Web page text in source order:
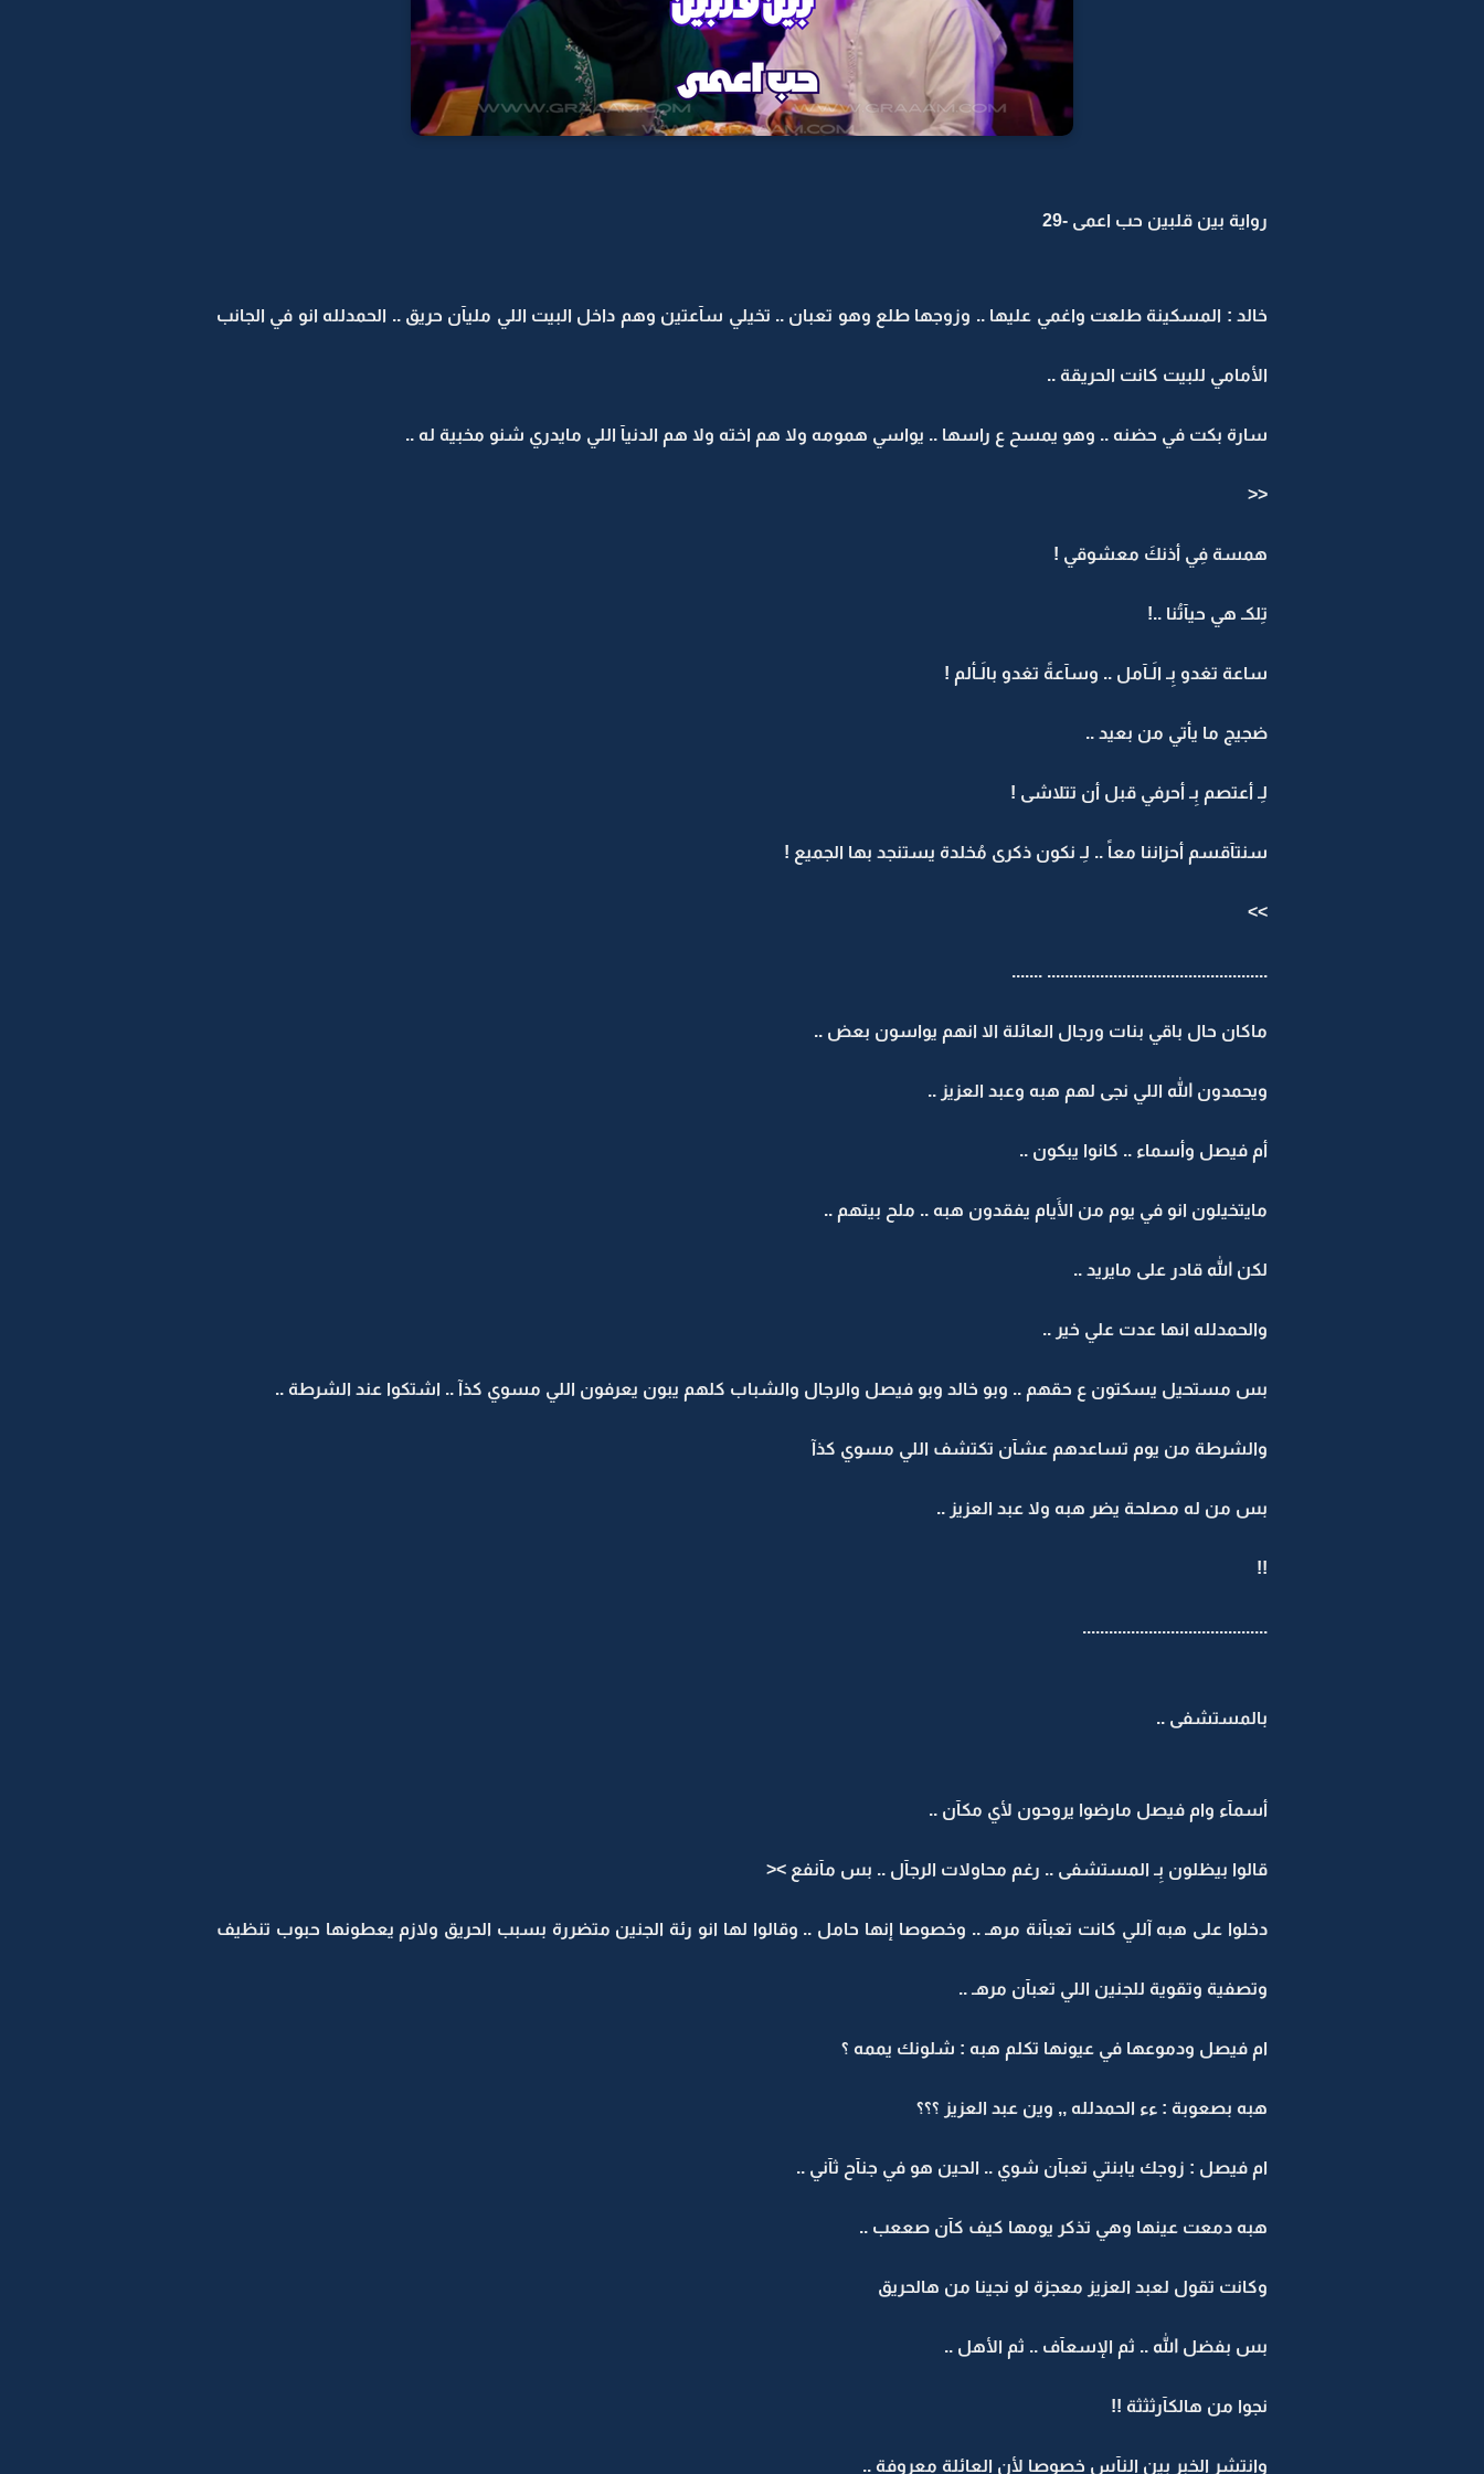
رواية بين قلبين حب اعمى -29
خالد : المسكينة طلعت واغمي عليها .. وزوجها طلع وهو تعبان .. تخيلي سآعتين وهم داخل البيت اللي مليآن حريق .. الحمدلله انو في الجانب
الأمامي للبيت كانت الحريقة ..
سارة بكت في حضنه .. وهو يمسح ع راسها .. يواسي همومه ولا هم اخته ولا هم الدنيآ اللي مايدري شنو مخبية له ..
<<
همسة فِي أذنكَ معشوقي !
تِلكـ هي حيآتُنا ..!
ساعة تغدو بِـ الَـآمل .. وسآعةً تغدو بالَـألم !
ضجيج ما يأتي من بعيد ..
لِـ أعتصم بِـ أحرفي قبل أن تتلاشى !
سنتآقسم أحزاننا معاً .. لِـ نكون ذكرى مُخلدة يستنجد بها الجميع !
>>
.................................................. .......
ماكان حال باقي بنات ورجال العائلة الا انهم يواسون بعض ..
ويحمدون الله اللي نجى لهم هبه وعبد العزيز ..
أم فيصل وأسماء .. كانوا يبكون ..
مايتخيلون انو في يوم من الَأيام يفقدون هبه .. ملح بيتهم ..
لكن الله قادر على مايريد ..
والحمدلله انها عدت علي خير ..
بس مستحيل يسكتون ع حقهم .. وبو خالد وبو فيصل والرجال والشباب كلهم يبون يعرفون اللي مسوي كذآ .. اشتكوا عند الشرطة ..
والشرطة من يوم تساعدهم عشآن تكتشف اللي مسوي كذآ
بس من له مصلحة يضر هبه ولا عبد العزيز ..
!!
..........................................
بالمستشفى ..
أسمآء وام فيصل مارضوا يروحون لأي مكآن ..
قالوا بيظلون بِـ المستشفى .. رغم محاولات الرجآل .. بس مآنفع ><
دخلوا على هبه آللي كانت تعبآنة مرهـ .. وخصوصا إنها حامل .. وقالوا لها انو رئة الجنين متضررة بسبب الحريق ولازم يعطونها حبوب تنظيف
وتصفية وتقوية للجنين اللي تعبآن مرهـ ..
ام فيصل ودموعها في عيونها تكلم هبه : شلونك يممه ؟
هبه بصعوبة : ءء الحمدلله ,, وين عبد العزيز ؟؟؟
ام فيصل : زوجك يابنتي تعبآن شوي .. الحين هو في جنآح ثآني ..
هبه دمعت عينها وهي تذكر يومها كيف كآن صععب ..
وكانت تقول لعبد العزيز معجزة لو نجينا من هالحريق
بس بفضل الله .. ثم الإسعآف .. ثم الأهل ..
نجوا من هالكآرثثثة !!
وانتشر الخبر بين النآس خصوصا لأن العائلة معروفة ..